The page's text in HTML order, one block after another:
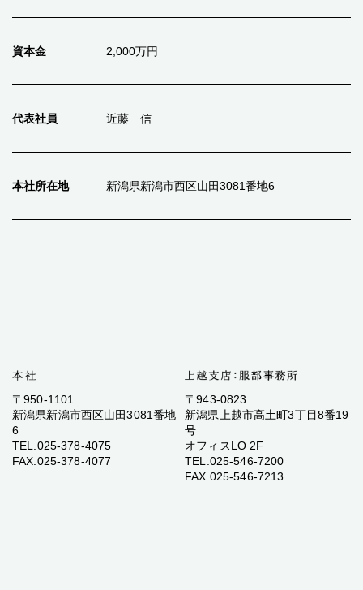
資本金 2,000万円
代表社員 近藤 信
本社所在地 新潟県新潟市西区山田3081番地6
〒950-1101
新潟県新潟市西区山田3081番地
6
TEL.025-378-4075
FAX.025-378-4077
〒943-0823
新潟県上越市高土町3丁目8番19
号
オフィスLO 2F
TEL.025-546-7200
FAX.025-546-7213